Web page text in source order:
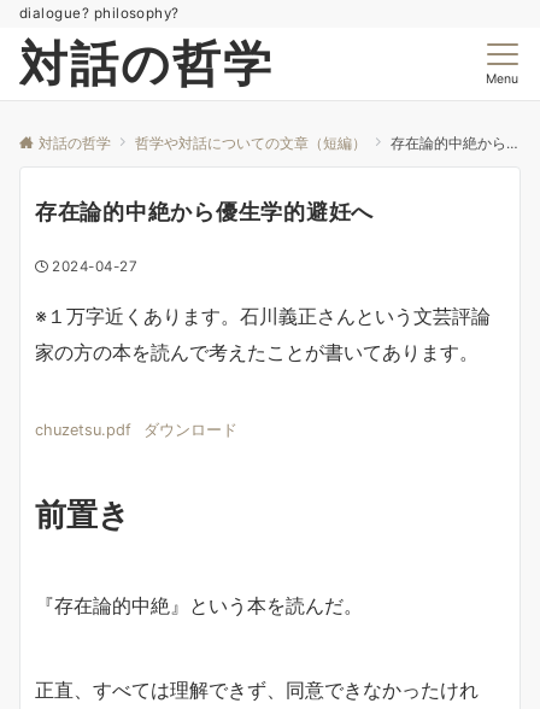
dialogue? philosophy?
対話の哲学 Menu
対話の哲学 哲学や対話についての文章（短編） 存在論的中絶から優生学的避妊へ
存在論的中絶から優生学的避妊へ
2024-04-27
※１万字近くあります。石川義正さんという文芸評論
家の方の本を読んで考えたことが書いてあります。
chuzetsu.pdf ダウンロード
前置き
『存在論的中絶』という本を読んだ。
正直、すべては理解できず、同意できなかったけれ